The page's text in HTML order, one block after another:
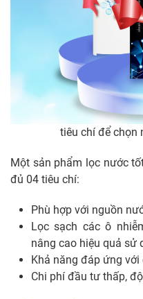
tiêu chí để chọn
Một sản phẩm lọc nước
đủ 04 tiêu chí:
Phù hợp với nguồn
Lọc sạch các ô
nâng cao hiệu quả sử
Khả năng đáp ứng
Chi phí đầu tư thấp,